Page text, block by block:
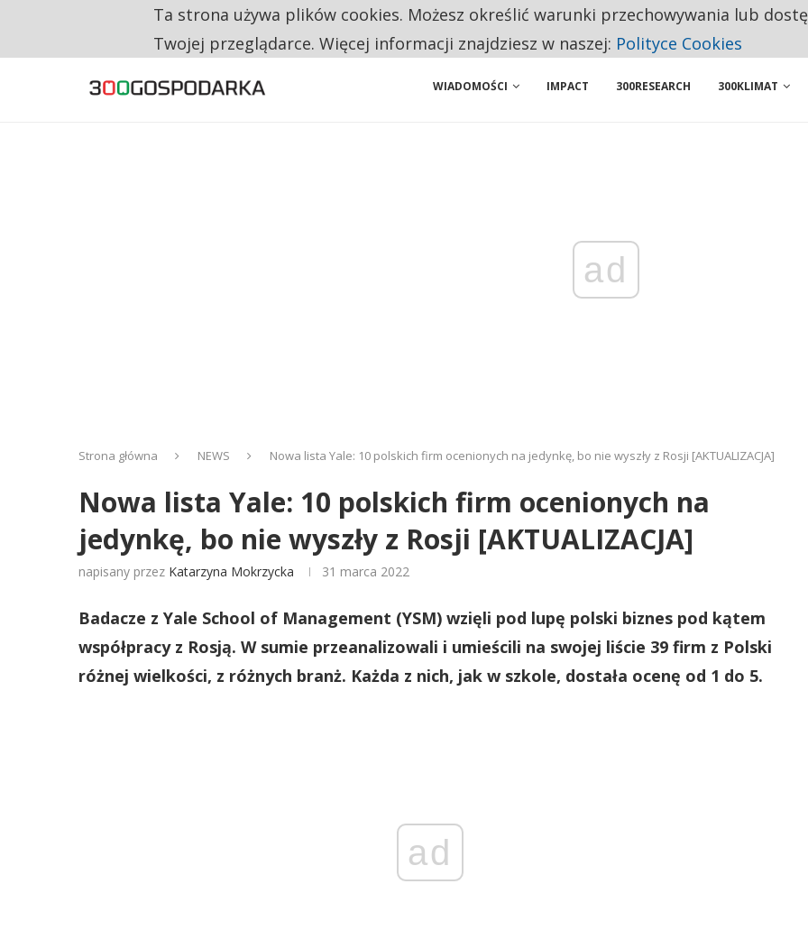
160 ZNAKÓW TO ZA MAŁO. FUNDACJA PROPONUJE PROSTĄ ZMIANĘ, KTÓRA MOŻE OGRANICZYĆ CHAOS W KRYZYSIE
WIADOMOŚCI IMPACT 300RESEARCH 300KLIMAT
ad
Strona główna NEWS Nowa lista Yale: 10 polskich firm ocenionych na jedynkę, bo nie wyszły z Rosji [AKTUALIZACJA]
Nowa lista Yale: 10 polskich firm ocenionych na
jedynkę, bo nie wyszły z Rosji [AKTUALIZACJA]
napisany przez Katarzyna Mokrzycka 31 marca 2022
Badacze z Yale School of Management (YSM) wzięli pod lupę polski biznes pod kątem
współpracy z Rosją. W sumie przeanalizowali i umieścili na swojej liście 39 firm z Polski
różnej wielkości, z różnych branż. Każda z nich, jak w szkole, dostała ocenę od 1 do 5.
ad
Ta strona używa plików cookies. Możesz określić warunki przechowywania lub
Twojej przeglądarce. Więcej informacji znajdziesz w naszej: Polityce Cookies